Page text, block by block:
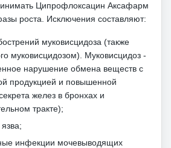
Ципрофлоксацин Аксафарм
роста. Исключения составляют:
муковисцидоза (также
муковисцидозом). Муковисцидоз -
нарушение обмена веществ с
продукцией и повышенной
желез в бронхах и
тракте);
инфекции мочевыводящих